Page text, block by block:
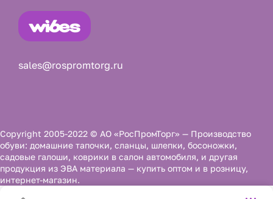
sales@rospromtorg.ru
Copyright 2005-2022 © АО «РосПромТорг» — Производство
обуви: домашние тапочки, сланцы, шлепки, босоножки,
садовые галоши, коврики в салон автомобиля, и другая
продукция из ЭВА материала — купить оптом и в розницу,
интернет-магазин.